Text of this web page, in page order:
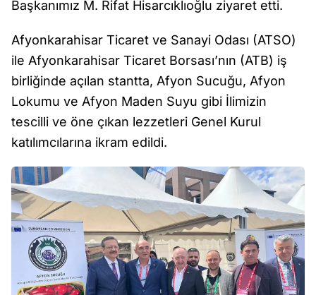
Başkanımız M. Rifat Hisarcıklıoğlu ziyaret etti.
Afyonkarahisar Ticaret ve Sanayi Odası (ATSO)
ile Afyonkarahisar Ticaret Borsası’nın (ATB) iş
birliğinde açılan stantta, Afyon Sucuğu, Afyon
Lokumu ve Afyon Maden Suyu gibi İlimizin
tescilli ve öne çıkan lezzetleri Genel Kurul
katılımcılarına ikram edildi.